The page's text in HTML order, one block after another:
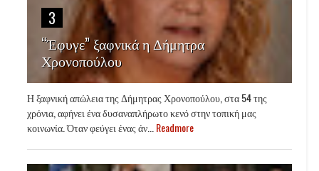
3
“Έφυγε” ξαφνικά η Δήμητρα
Χρονοπούλου
Η ξαφνική απώλεια της Δήμητρας Χρονοπούλου, στα 54 της
χρόνια, αφήνει ένα δυσαναπλήρωτο κενό στην τοπική μας
κοινωνία. Όταν φεύγει ένας άν... Readmore